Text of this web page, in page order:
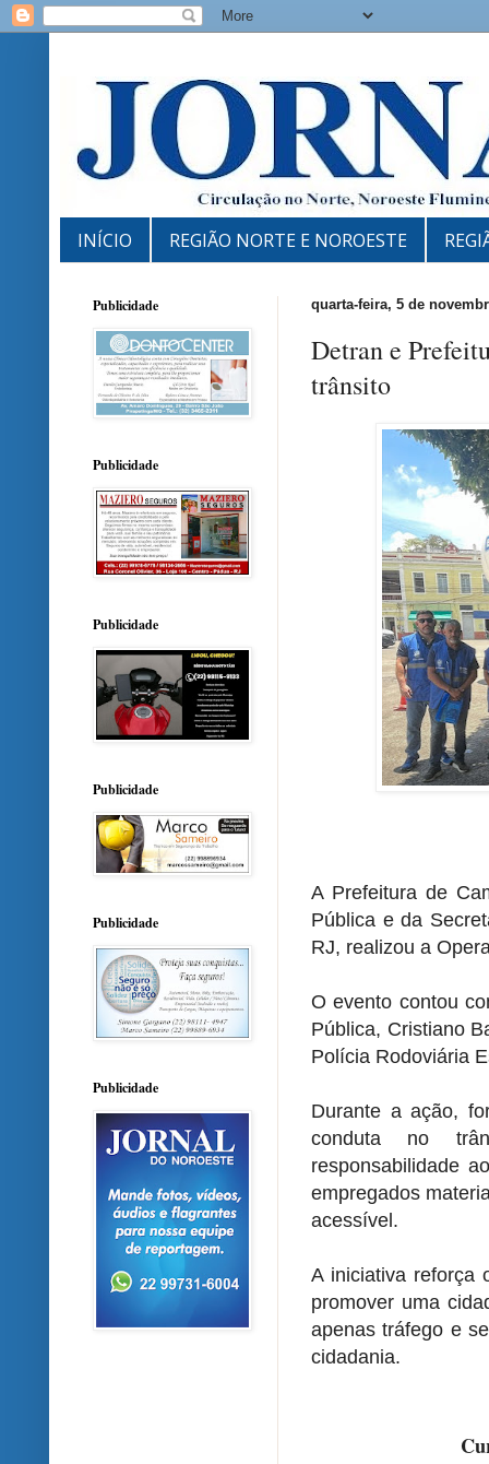
INÍCIO REGIÃO NORTE E NOROESTE
quarta-feira, 5 de
Detran e
trânsito
A Prefeitura de
Pública e da
RJ, realizou a
O evento contou
Pública, Cristiano
Polícia Rodoviária
Durante a ação,
conduta no
responsabilidade
empregados
acessível.
A iniciativa reforça
promover uma
apenas tráfego e
cidadania.
Publicidade
Publicidade
Publicidade
Publicidade
Publicidade
Publicidade